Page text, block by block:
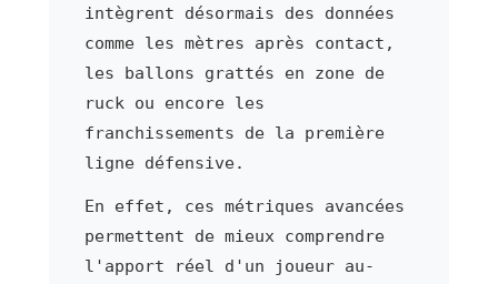
intègrent désormais des données
comme les mètres après contact,
les ballons grattés en zone de
ruck ou encore les
franchissements de la première
ligne défensive.
En effet, ces métriques avancées
permettent de mieux comprendre
l'apport réel d'un joueur au-